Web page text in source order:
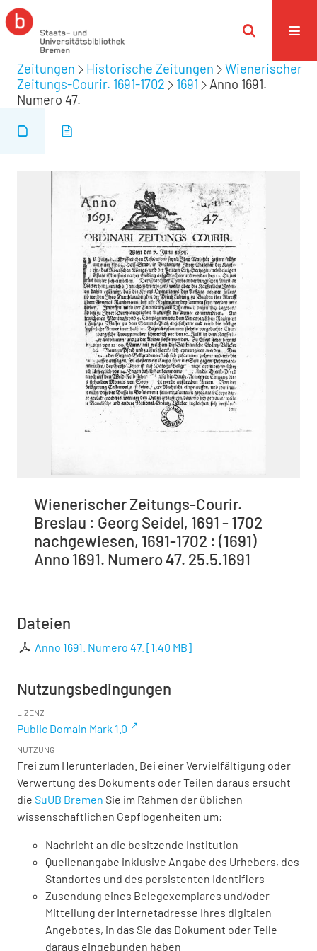
Zeitungen Historische Zeitungen
Wienerischer
Zeitungs-Courir. 1691-1702
1691
Anno 1691.
Numero 47.
Wienerischer Zeitungs-Courir.
Breslau : Georg Seidel, 1691 - 1702
nachgewiesen, 1691-1702 : (1691)
Anno 1691. Numero 47. 25.5.1691
Dateien
Anno 1691. Numero 47. [1,40 MB]
Nutzungsbedingungen
LIZENZ
Public Domain Mark 1.0
NUTZUNG
Frei zum Herunterladen. Bei einer Vervielfältigung oder
Verwertung des Dokuments oder Teilen daraus ersucht
die SuUB Bremen Sie im Rahmen der üblichen
wissenschaftlichen Gepflogenheiten um:
Nachricht an die besitzende Institution
Quellenangabe inklusive Angabe des Urhebers, des
Standortes und des persistenten Identifiers
Zusendung eines Belegexemplares und/oder
Mitteilung der Internetadresse Ihres digitalen
Angebotes, in das Sie das Dokument oder Teile
daraus eingebunden haben